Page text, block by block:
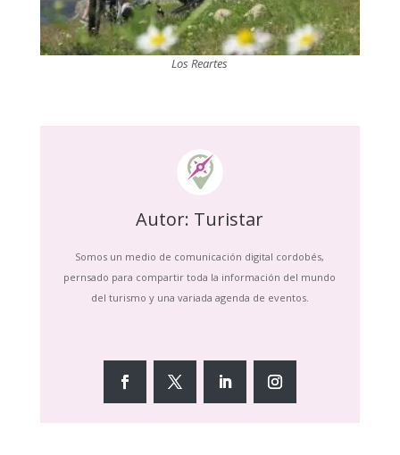
Los Reartes
Autor: Turistar
Somos un medio de comunicación digital cordobés,
pernsado para compartir toda la información del mundo
del turismo y una variada agenda de eventos.